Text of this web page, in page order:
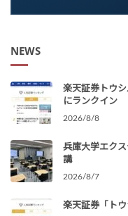
NEWS
楽天証券トウ
にランクイン
2026/8/8
兵庫大学エク
講
2026/8/7
楽天証券「ト